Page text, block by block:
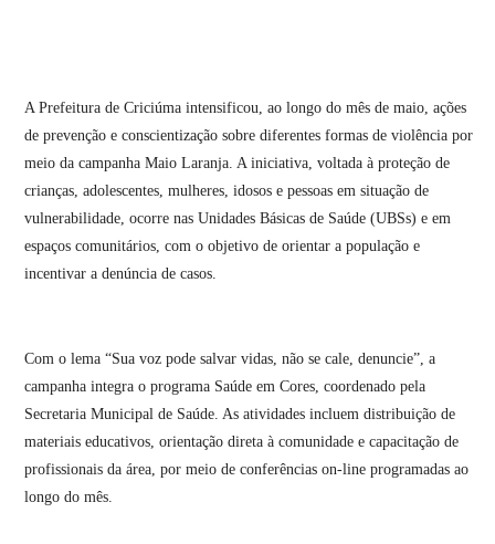
A Prefeitura de Criciúma intensificou, ao longo do mês de maio, ações
de prevenção e conscientização sobre diferentes formas de violência por
meio da campanha Maio Laranja. A iniciativa, voltada à proteção de
crianças, adolescentes, mulheres, idosos e pessoas em situação de
vulnerabilidade, ocorre nas Unidades Básicas de Saúde (UBSs) e em
espaços comunitários, com o objetivo de orientar a população e
incentivar a denúncia de casos.
Com o lema “Sua voz pode salvar vidas, não se cale, denuncie”, a
campanha integra o programa Saúde em Cores, coordenado pela
Secretaria Municipal de Saúde. As atividades incluem distribuição de
materiais educativos, orientação direta à comunidade e capacitação de
profissionais da área, por meio de conferências on-line programadas ao
longo do mês.